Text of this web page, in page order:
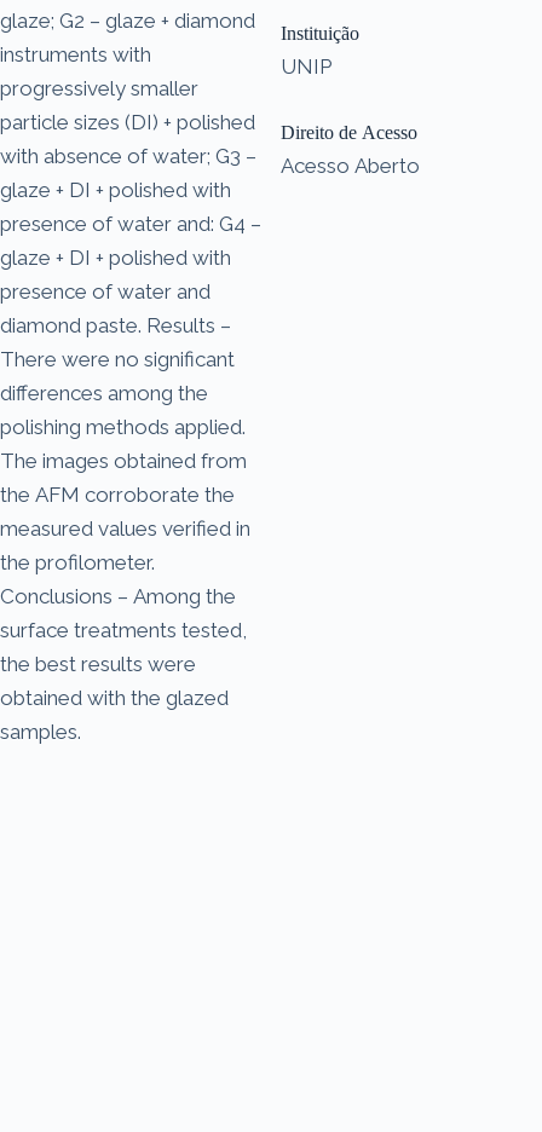
glaze; G2 – glaze + diamond
instruments with
progressively smaller
particle sizes (DI) + polished
with absence of water; G3 –
glaze + DI + polished with
presence of water and: G4 –
glaze + DI + polished with
presence of water and
diamond paste. Results –
There were no significant
differences among the
polishing methods applied.
The images obtained from
the AFM corroborate the
measured values verified in
the profilometer.
Conclusions – Among the
surface treatments tested,
the best results were
obtained with the glazed
samples.
Instituição
UNIP
Direito de Acesso
Acesso Aberto